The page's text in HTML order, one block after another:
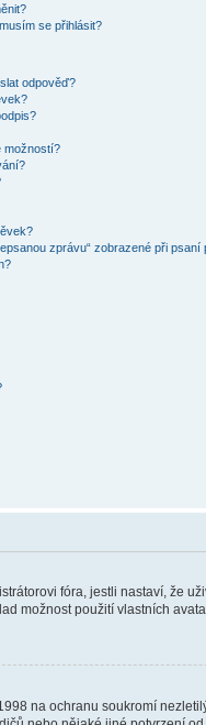
se přihlásit?
odpověď?
možností?
zprávu“ zobrazené při psaní
fóra, jestli nastaví, že
možnost použití vlastních
na ochranu soukromí